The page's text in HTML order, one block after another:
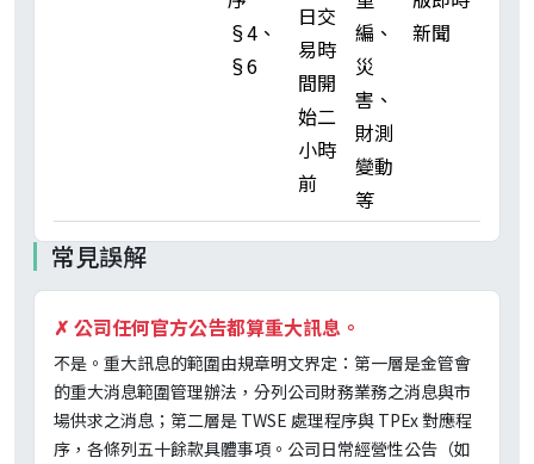
§4、
§6
日交
易時
間開
始二
小時
前
編、
災
害、
財測
變動
等
新聞
常見誤解
✗ 公司任何官方公告都算重大訊息。
不是。重大訊息的範圍由規章明文界定：第一層是金管會
的重大消息範圍管理辦法，分列公司財務業務之消息與市
場供求之消息；第二層是 TWSE 處理程序與 TPEx 對應程
序，各條列五十餘款具體事項。公司日常經營性公告（如